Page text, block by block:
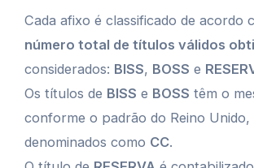
Cada afixo é classificado de acordo
número total de títulos válidos
considerados: BISS, BOSS e
Os títulos de BISS e BOSS têm o
conforme o padrão do Reino Unido,
denominados como CC.